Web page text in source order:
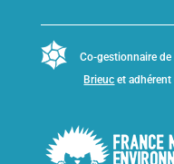
Co-gestionnaire de
Brieuc et adhérent